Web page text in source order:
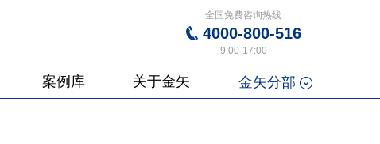
全国免费咨询热线
4000-800-516
9:00-17:00
案例库 关于金矢 金矢分部